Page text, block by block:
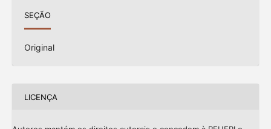
SEÇÃO
Original
LICENÇA